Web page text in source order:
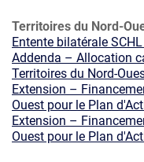
Territoires du Nord-
Entente bilatérale
Addenda – Allocation
Territoires du Nord-
Extension –
Ouest pour le Plan
Extension –
Ouest pour le Plan